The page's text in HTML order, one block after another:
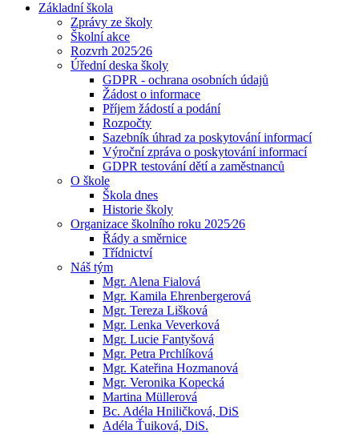
Základní škola
Zprávy ze školy
Školní akce
Rozvrh 2025⁄26
Úřední deska školy
GDPR - ochrana osobních údajů
Žádost o informace
Příjem žádostí a podání
Rozpočty
Sazebník úhrad za poskytování informací
Výroční zpráva o poskytování informací
GDPR testování dětí a zaměstnanců
O škole
Škola dnes
Historie školy
Organizace školního roku 2025⁄26
Řády a směrnice
Třídnictví
Náš tým
Mgr. Alena Fialová
Mgr. Kamila Ehrenbergerová
Mgr. Tereza Lišková
Mgr. Lenka Veverková
Mgr. Lucie Fantyšová
Mgr. Petra Prchlíková
Mgr. Kateřina Hozmanová
Mgr. Veronika Kopecká
Martina Müllerová
Bc. Adéla Hniličková, DiS
Adéla Ťuiková, DiS.